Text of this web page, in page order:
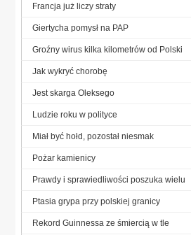
Francja już liczy straty
Giertycha pomysł na PAP
Groźny wirus kilka kilometrów od Polski
Jak wykryć chorobę
Jest skarga Oleksego
Ludzie roku w polityce
Miał być hołd, pozostał niesmak
Pożar kamienicy
Prawdy i sprawiedliwości poszuka wielu
Ptasia grypa przy polskiej granicy
Rekord Guinnessa ze śmiercią w tle